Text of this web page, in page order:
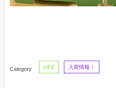
LIFE 入荷情報！